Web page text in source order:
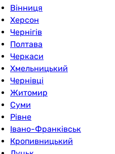
Вінниця
Херсон
Чернігів
Полтава
Черкаси
Хмельницький
Чернівці
Житомир
Суми
Рівне
Івано-Франківськ
Кропивницький